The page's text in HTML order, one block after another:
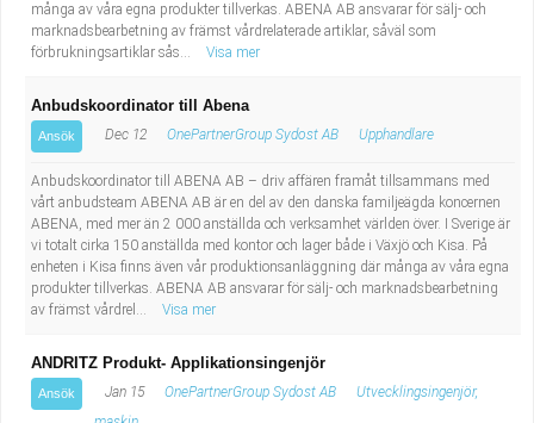
många av våra egna produkter tillverkas. ABENA AB ansvarar för sälj- och
marknadsbearbetning av främst vårdrelaterade artiklar, såväl som
förbrukningsartiklar sås...
Visa mer
Anbudskoordinator till Abena
Ansök Dec 12 OnePartnerGroup Sydost AB Upphandlare
Anbudskoordinator till ABENA AB – driv affären framåt tillsammans med
vårt anbudsteam ABENA AB är en del av den danska familjeägda koncernen
ABENA, med mer än 2 000 anställda och verksamhet världen över. I Sverige är
vi totalt cirka 150 anställda med kontor och lager både i Växjö och Kisa. På
enheten i Kisa finns även vår produktionsanläggning där många av våra egna
produkter tillverkas. ABENA AB ansvarar för sälj- och marknadsbearbetning
av främst vårdrel...
Visa mer
ANDRITZ Produkt- Applikationsingenjör
Ansök Jan 15 OnePartnerGroup Sydost AB
Utvecklingsingenjör,